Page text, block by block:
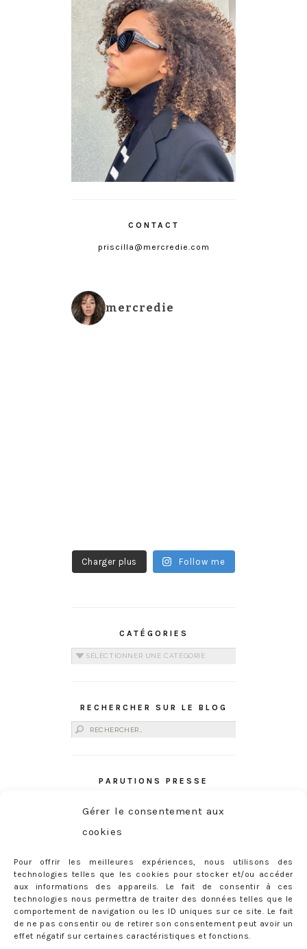
Gérer le consentement aux
cookies
Pour offrir les meilleures expériences, nous utilisons des
technologies telles que les cookies pour stocker et/ou accéder
aux informations des appareils. Le fait de consentir à ces
technologies nous permettra de traiter des données telles que le
comportement de navigation ou les ID uniques sur ce site. Le fait
de ne pas consentir ou de retirer son consentement peut avoir un
effet négatif sur certaines caractéristiques et fonctions.
CONTACT
priscilla@mercredie.com
mercredie
Charger plus Follow me
CATÉGORIES
Catégories
RECHERCHER SUR LE BLOG
Rechercher :
PARUTIONS PRESSE